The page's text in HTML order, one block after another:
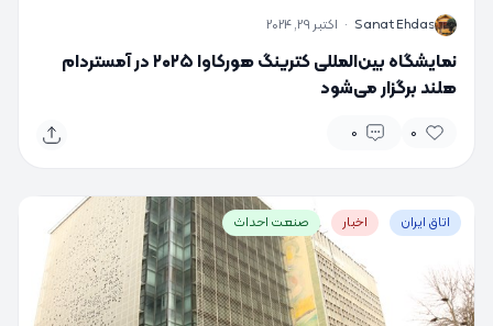
S
Sanat Ehdas
· اکتبر 29, 2024
نمایشگاه بین‌المللی کترینگ هورکاوا ۲۰۲۵ در آمستردام
هلند برگزار می‌شود
0
0
اتاق ایران اخبار صنعت احداث